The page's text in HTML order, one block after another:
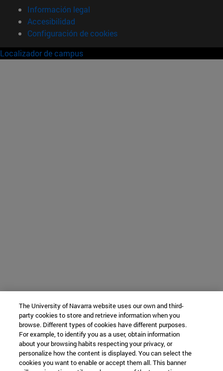
Información legal
Accesibilidad
Configuración de cookies
Localizador de campus
The University of Navarra website uses our own and third-
party cookies to store and retrieve information when you
browse. Different types of cookies have different purposes.
For example, to identify you as a user, obtain information
about your browsing habits respecting your privacy, or
personalize how the content is displayed. You can select the
cookies you want to enable or accept them all. This banner